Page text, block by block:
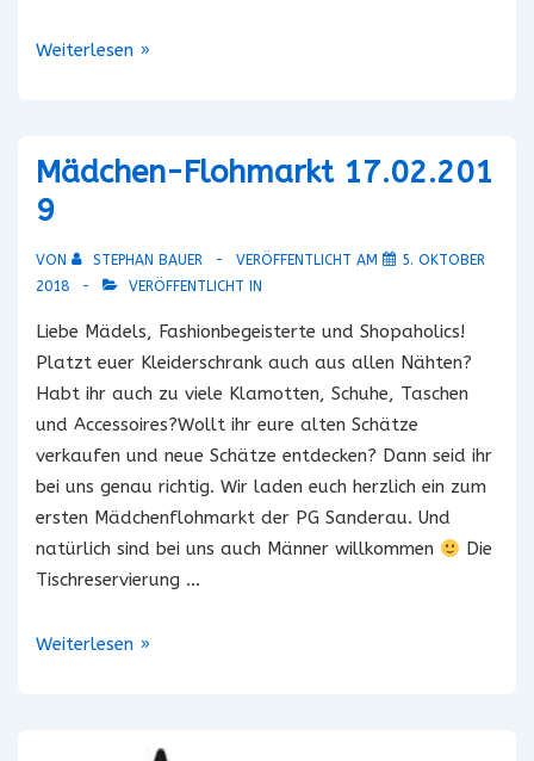
Kinderkleidermarkt
Weiterlesen »
Mädchen-Flohmarkt 17.02.201
9
VON STEPHAN BAUER VERÖFFENTLICHT AM
5. OKTOBER
2018
VERÖFFENTLICHT IN
Liebe Mädels, Fashionbegeisterte und Shopaholics!
Platzt euer Kleiderschrank auch aus allen Nähten?
Habt ihr auch zu viele Klamotten, Schuhe, Taschen
und Accessoires?Wollt ihr eure alten Schätze
verkaufen und neue Schätze entdecken? Dann seid ihr
bei uns genau richtig. Wir laden euch herzlich ein zum
ersten Mädchenflohmarkt der PG Sanderau. Und
natürlich sind bei uns auch Männer willkommen
Die
Tischreservierung …
Mädchen-
Weiterlesen »